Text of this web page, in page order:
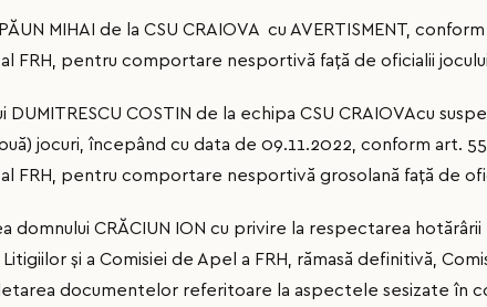
MIHAI de la CSU CRAIOVA cu AVERTISMENT,
FRH, pentru comportare nesportivă faţă de oficialii
COSTIN de la echipa CSU CRAIOVAcu
jocuri, începând cu data de 09.11.2022, conform art.
FRH, pentru comportare nesportivă grosolană faţă de
domnului CRĂCIUN ION cu privire la respectarea
și a Comisiei de Apel a FRH, rămasă definitivă,
documentelor referitoare la aspectele sesizate în